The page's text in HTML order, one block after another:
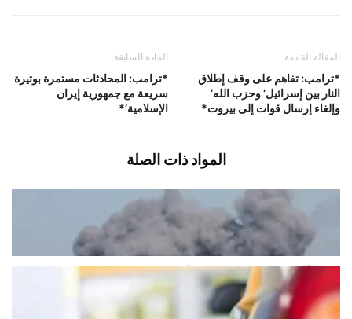
المادة السابقة
*ترامب: المحادثات مستمرة بوتيرة
سريعة مع جمهورية إيران
الإسلامية’*
المقالة القادمة
*ترامب: تفاهم على وقف إطلاق
النار بين إسرائيل’ وحزب الله’
وإلغاء إرسال قوات إلى بيروت*
المواد ذات الصلة
مقاتلو “الحزب” والحرس الثوري
محاصرون في علي الطاهر
اخبار محلية
فادي أبو شقرا يكشف جديد أزمة البنزين
اخبار محلية أغسطس 10, 2026